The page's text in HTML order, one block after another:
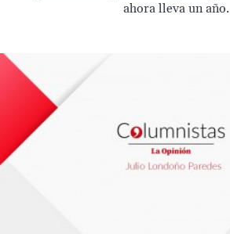
ahora lleva un año.